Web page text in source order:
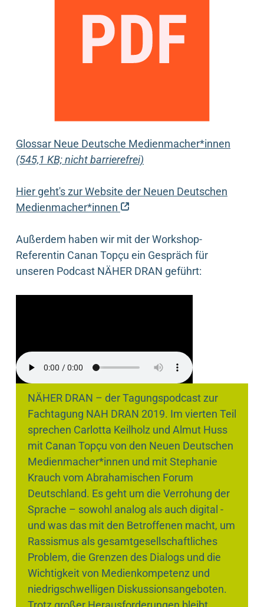
Glossar Neue Deutsche Medienmacher*innen
(545,1 KB; nicht barrierefrei)
Hier geht's zur Website der Neuen Deutschen
Medienmacher*innen
Außerdem haben wir mit der Workshop-
Referentin Canan Topçu ein Gespräch für
unseren Podcast NÄHER DRAN geführt:
NÄHER DRAN – der Tagungspodcast zur
Fachtagung NAH DRAN 2019. Im vierten Teil
sprechen Carlotta Keilholz und Almut Huss
mit Canan Topçu von den Neuen Deutschen
Medienmacher*innen und mit Stephanie
Krauch vom Abrahamischen Forum
Deutschland. Es geht um die Verrohung der
Sprache – sowohl analog als auch digital -
und was das mit den Betroffenen macht, um
Rassismus als gesamtgesellschaftliches
Problem, die Grenzen des Dialogs und die
Wichtigkeit von Medienkompetenz und
niedrigschwelligen Diskussionsangeboten.